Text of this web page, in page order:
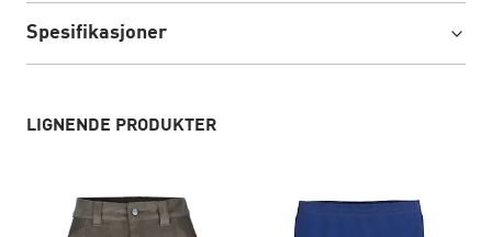
Spesifikasjoner
LIGNENDE PRODUKTER